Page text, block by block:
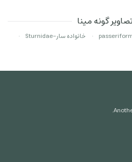
گونه مینا
خانواده سار-Sturnidae